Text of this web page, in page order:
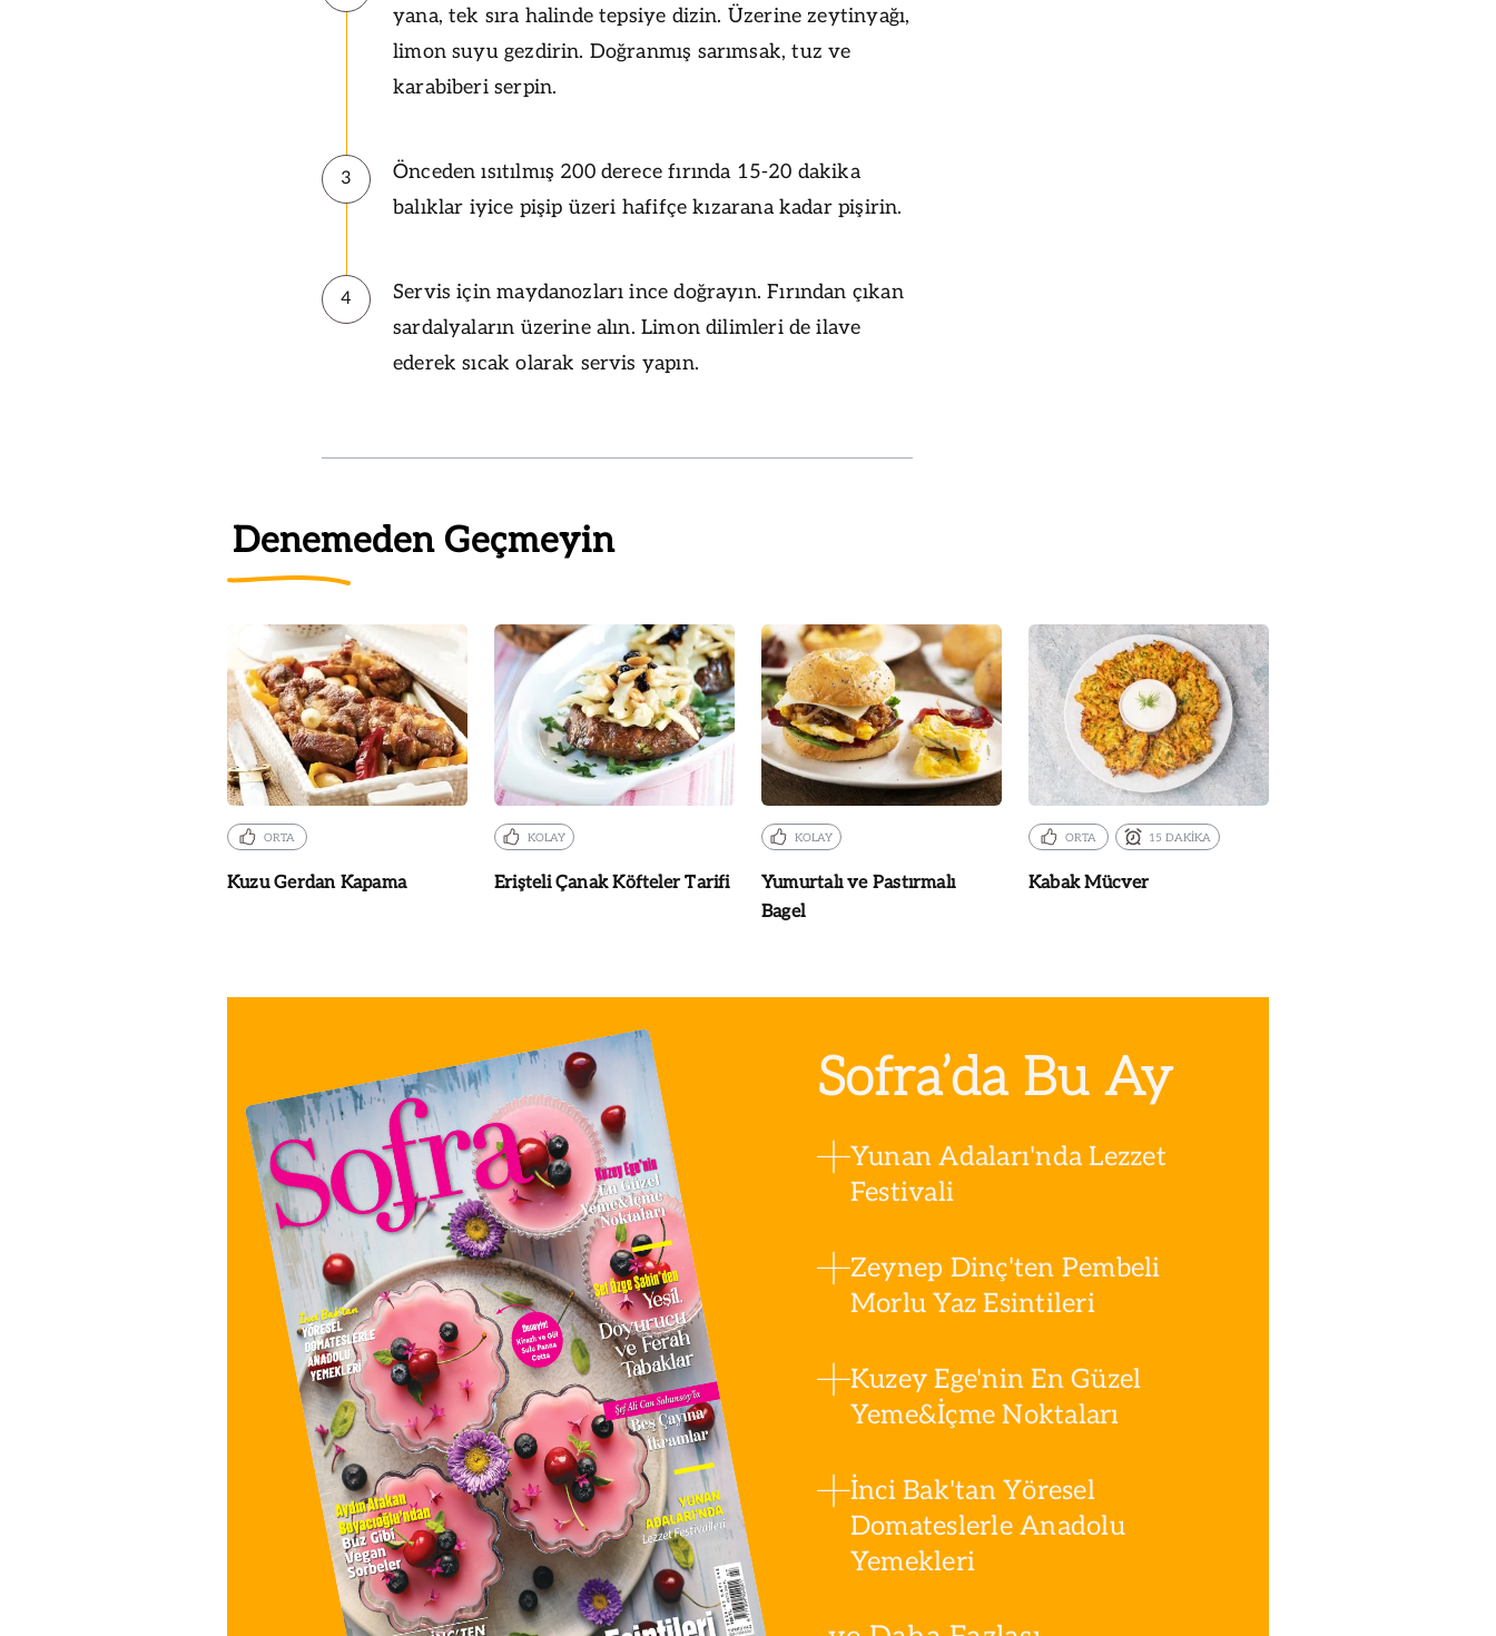
yana, tek sıra halinde tepsiye dizin. Üzerine zeytinyağı,
limon suyu gezdirin. Doğranmış sarımsak, tuz ve
karabiberi serpin.
3
Önceden ısıtılmış 200 derece fırında 15-20 dakika
balıklar iyice pişip üzeri hafifçe kızarana kadar pişirin.
4
Servis için maydanozları ince doğrayın. Fırından çıkan
sardalyaların üzerine alın. Limon dilimleri de ilave
ederek sıcak olarak servis yapın.
Denemeden Geçmeyin
ORTA
Kuzu Gerdan Kapama
KOLAY
Erişteli Çanak Köfteler Tarifi
KOLAY
Yumurtalı ve Pastırmalı
Bagel
ORTA 15 DAKİKA
Kabak Mücver
Sofra’da Bu Ay
Yunan Adaları'nda Lezzet
Festivali
Zeynep Dinç'ten Pembeli
Morlu Yaz Esintileri
Kuzey Ege'nin En Güzel
Yeme&İçme Noktaları
İnci Bak'tan Yöresel
Domateslerle Anadolu
Yemekleri